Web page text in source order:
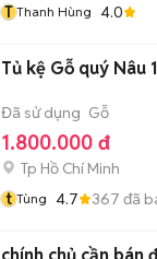
T Thanh Hùng 4.0
Tủ kệ Gỗ quý Nâu
Đã sử dụng Gỗ
1.800.000 đ
Tp Hồ Chí Minh
t Tùng 4.7 367 đã